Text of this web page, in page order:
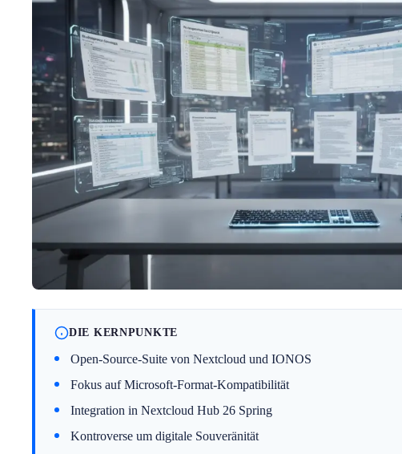
DIE KERNPUNKTE
Open-Source-Suite von Nextcloud und IONOS
Fokus auf Microsoft-Format-Kompatibilität
Integration in Nextcloud Hub 26 Spring
Kontroverse um digitale Souveränität